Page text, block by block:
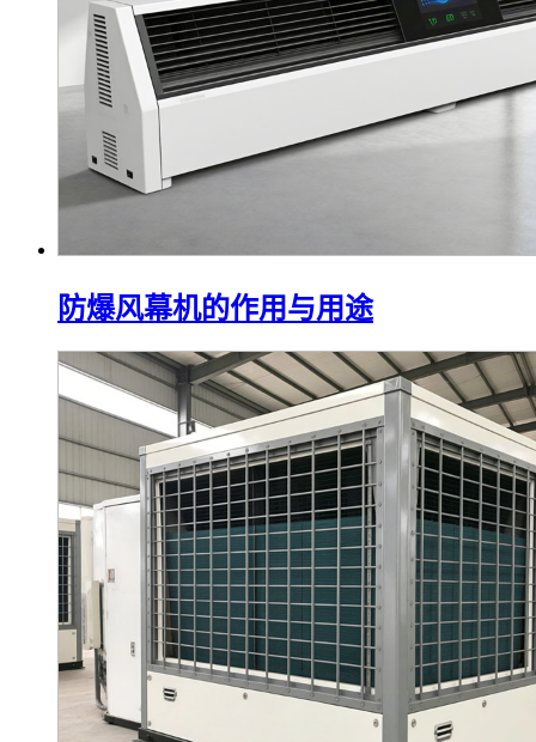
防爆风幕机的作用与用途